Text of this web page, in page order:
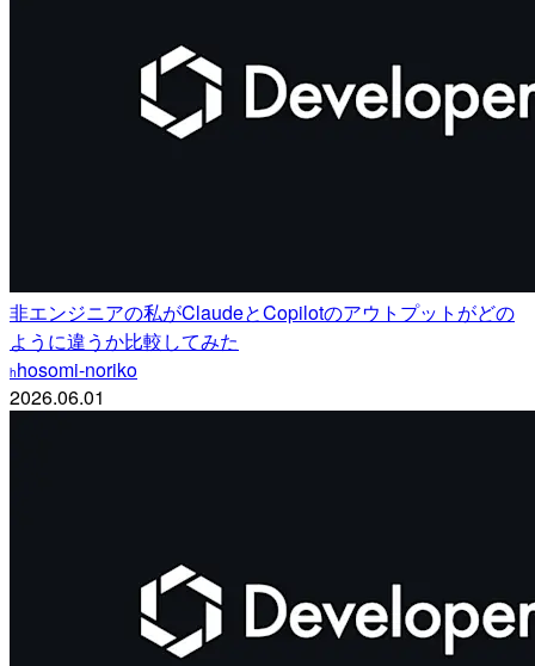
非エンジニアの私がClaudeとCopilotのアウトプットがどの
ように違うか比較してみた
hhosomi-noriko
2026.06.01